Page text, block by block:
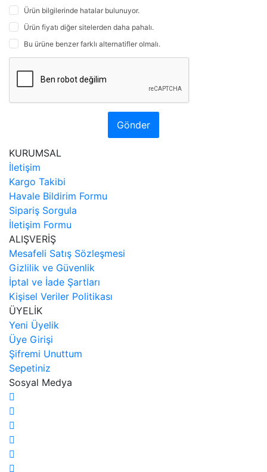
Ürün bilgilerinde hatalar bulunuyor.
Ürün fiyatı diğer sitelerden daha pahalı.
Bu ürüne benzer farklı alternatifler olmalı.
Gönder
KURUMSAL
İletişim
Kargo Takibi
Havale Bildirim Formu
Sipariş Sorgula
İletişim Formu
ALIŞVERİŞ
Mesafeli Satış Sözleşmesi
Gizlilik ve Güvenlik
İptal ve İade Şartları
Kişisel Veriler Politikası
ÜYELİK
Yeni Üyelik
Üye Girişi
Şifremi Unuttum
Sepetiniz
Sosyal Medya